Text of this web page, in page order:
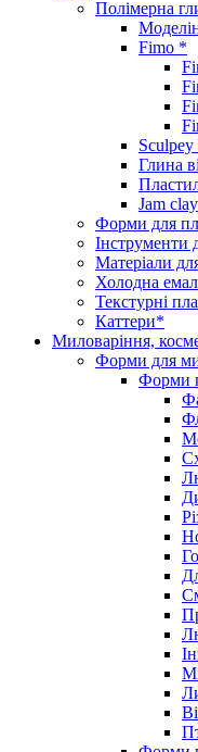
Полімерна
Fimo *
Глина
Jam
Форми для
Інструменти
Матеріали
Холодна
Текстурні
Каттери*
Миловаріння,
Форми для
Форми